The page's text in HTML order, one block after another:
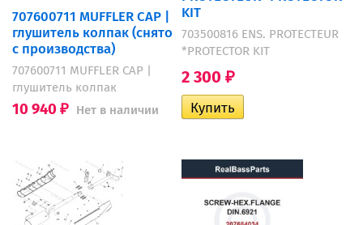
707600711 MUFFLER CAP |
глушитель колпак (снято
с производства)
707600711 MUFFLER CAP |
глушитель колпак
10 940 ₽ Нет в наличии
KIT
703500816 ENS. PROTECTEUR
*PROTECTOR KIT
2 300 ₽